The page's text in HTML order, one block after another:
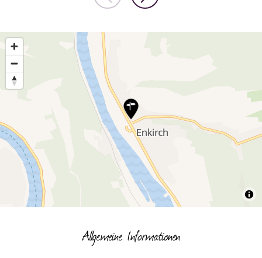
Allgemeine Informationen